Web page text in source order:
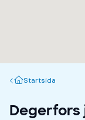
Startsida
Startsida